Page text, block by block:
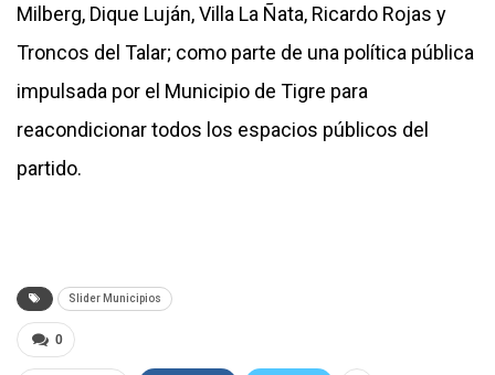
Milberg, Dique Luján, Villa La Ñata, Ricardo Rojas y
Troncos del Talar; como parte de una política pública
impulsada por el Municipio de Tigre para
reacondicionar todos los espacios públicos del
partido.
Slider Municipios
0